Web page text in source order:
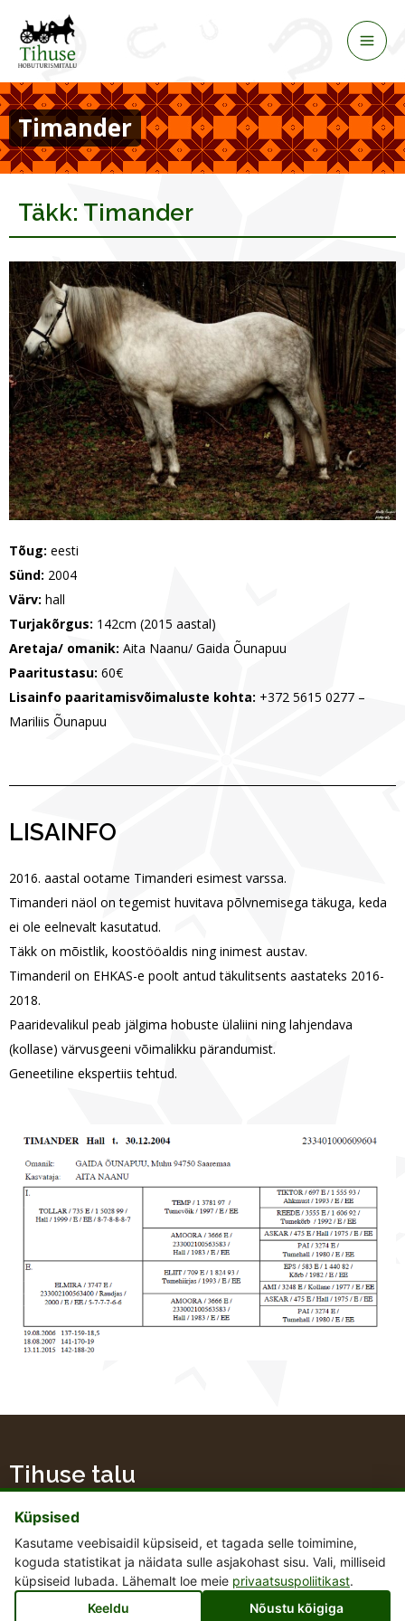
content
Timander
Täkk: Timander
Tõug: eesti
Sünd: 2004
Värv: hall
Turjakõrgus: 142cm (2015 aastal)
Aretaja/ omanik: Aita Naanu/ Gaida Õunapuu
Paaritustasu: 60€
Lisainfo paaritamisvõimaluste kohta: +372 5615 0277 –
Mariliis Õunapuu
LISAINFO
2016. aastal ootame Timanderi esimest varssa.
Timanderi näol on tegemist huvitava põlvnemisega täkuga, keda
ei ole eelnevalt kasutatud.
Täkk on mõistlik, koostööaldis ning inimest austav.
Timanderil on EHKAS-e poolt antud täkulitsents aastateks 2016-
2018.
Paaridevalikul peab jälgima hobuste ülaliini ning lahjendava
(kollase) värvusgeeni võimalikku pärandumist.
Geneetiline ekspertiis tehtud.
Tihuse talu
+372 51 48 667
tihusetalu@gmail.com
Tihuse talu, Hellamaa küla, 94701 Muhu vald, Saare maakond
Küpsised
Kasutame veebisaidil küpsiseid, et tagada selle toimimine,
koguda statistikat ja näidata sulle asjakohast sisu. Vali, milliseid
küpsiseid lubada. Lähemalt loe meie privaatsuspoliitikast.
Keeldu
Nõustu kõigiga